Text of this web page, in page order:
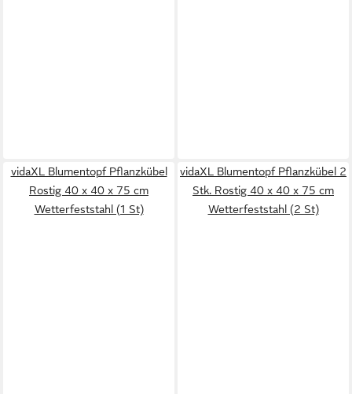
vidaXL Blumentopf Pflanzkübel
Rostig 40 x 40 x 75 cm
Wetterfeststahl (1 St)
vidaXL Blumentopf Pflanzkübel 2
Stk. Rostig 40 x 40 x 75 cm
Wetterfeststahl (2 St)